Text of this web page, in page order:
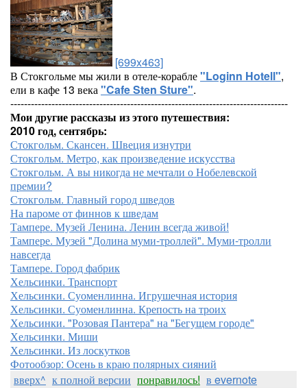
[699x463]
В Стокгольме мы жили в отеле-корабле"Loginn Hotell",
ели в кафе 13 века"Cafe Sten Sture".
---------------------------------------------------------------------------------
Мои другие рассказы из этого путешествия:
2010 год, сентябрь:
Стокгольм. Скансен. Швеция изнутри
Стокгольм. Метро, как произведение искусства
Стокгольм. А вы никогда не мечтали о Нобелевской
премии?
Стокгольм. Главный город шведов
На пароме от финнов к шведам
Тампере. Музей Ленина. Ленин всегда живой!
Тампере. Музей "Долина муми-троллей". Муми-тролли
навсегда
Тампере. Город фабрик
Хельсинки. Транспорт
Хельсинки. Суоменлинна. Игрушечная история
Хельсинки. Суоменлинна. Крепость на троих
Хельсинки. "Розовая Пантера" на "Бегущем городе"
Хельсинки. Миши
Хельсинки. Из лоскутков
Фотообзор: Осень в краю полярных сияний
вверх^ к полной версии понравилось! в evernote